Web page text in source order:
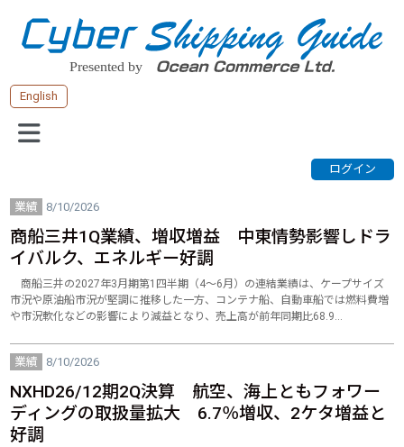
English
業績 8/10/2026
商船三井1Q業績、増収増益 中東情勢影響しドラ
イバルク、エネルギー好調
商船三井の2027年3月期第1四半期（4～6月）の連結業績は、ケープサイズ
市況や原油船市況が堅調に推移した一方、コンテナ船、自動車船では燃料費増
や市況軟化などの影響により減益となり、売上高が前年同期比68.9…
業績 8/10/2026
NXHD26/12期2Q決算 航空、海上ともフォワー
ディングの取扱量拡大 6.7％増収、2ケタ増益と
好調